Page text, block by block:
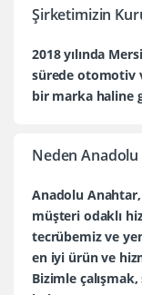
Şirketimizin
2018 yılında
sürede otomotiv
bir marka haline
Neden
Anadolu
müşteri odaklı
tecrübemiz ve
en iyi ürün ve
Bizimle çalışmak,